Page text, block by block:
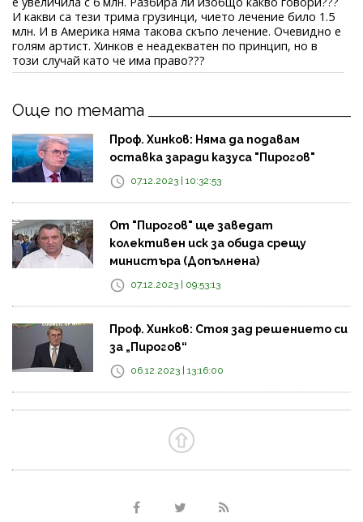
И какви са тези трима грузинци, чието лечение било 1.5
млн. И в Америка няма такова скъпо лечение. Очевидно е
голям артист. Хинков е неадекватен по принцип, но в
този случай като че има право???
Още по темата
Проф. Хинков: Няма да подавам
оставка заради казуса "Пирогов"
07.12.2023 | 10:32:53
От "Пирогов" ще заведат
колективен иск за обида срещу
министъра (Допълнена)
07.12.2023 | 09:53:13
Проф. Хинков: Стоя зад решението си
за „Пирогов“
06.12.2023 | 13:16:00